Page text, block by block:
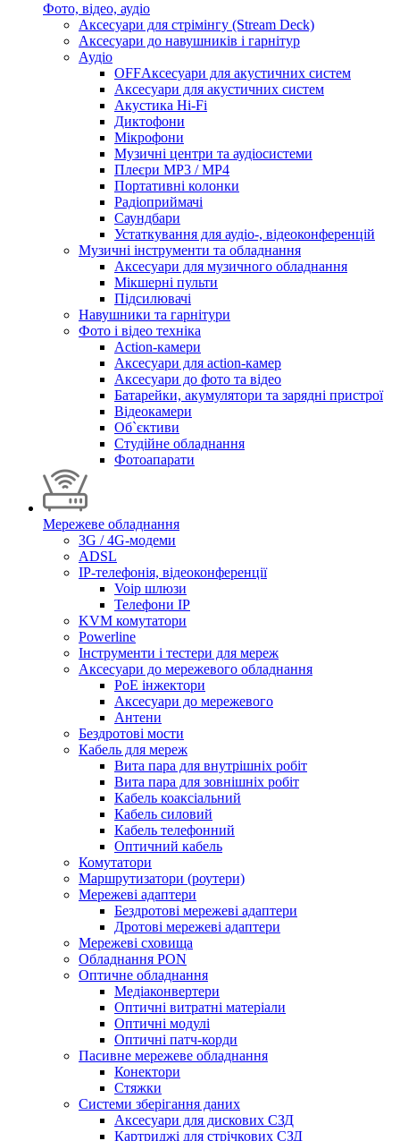
Фото, відео, аудіо
Аксесуари для стрімінгу (Stream Deck)
Аксесуари до навушників і гарнітур
Аудіо
OFFАксесуари для акустичних систем
Аксесуари для акустичних систем
Акустика Hi-Fi
Диктофони
Мікрофони
Музичні центри та аудіосистеми
Плеєри MP3 / MP4
Портативні колонки
Радіоприймачі
Саундбари
Устаткування для аудіо-, відеоконференцій
Музичні інструменти та обладнання
Аксесуари для музичного обладнання
Мікшерні пульти
Підсилювачі
Навушники та гарнітури
Фото і відео техніка
Action-камери
Аксесуари для action-камер
Аксесуари до фото та відео
Батарейки, акумулятори та зарядні пристрої
Відеокамери
Об`єктиви
Студійне обладнання
Фотоапарати
Мережеве обладнання
3G / 4G-модеми
ADSL
IP-телефонія, відеоконференції
Voip шлюзи
Телефони IP
KVM комутатори
Powerline
Інструменти і тестери для мереж
Аксесуари до мережевого обладнання
PoE інжектори
Аксесуари до мережевого
Антени
Бездротові мости
Кабель для мереж
Вита пара для внутрішніх робіт
Вита пара для зовнішніх робіт
Кабель коаксіальний
Кабель силовий
Кабель телефонний
Оптичний кабель
Комутатори
Маршрутизатори (роутери)
Мережеві адаптери
Бездротові мережеві адаптери
Дротові мережеві адаптери
Мережеві сховища
Обладнання PON
Оптичне обладнання
Медіаконвертери
Оптичні витратні матеріали
Оптичні модулі
Оптичні патч-корди
Пасивне мережеве обладнання
Конектори
Стяжки
Системи зберігання даних
Аксесуари для дискових СЗД
Картриджі для стрічкових СЗД